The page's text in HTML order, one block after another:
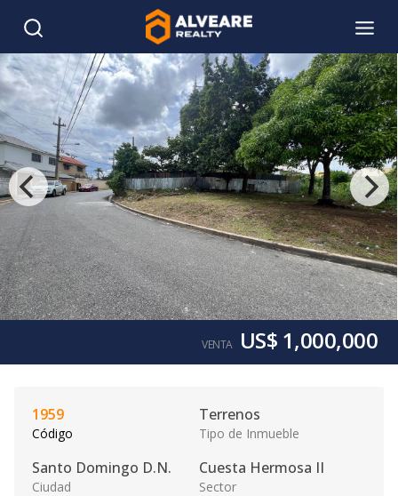
VENTA US$ 1,000,000
1959
Código
Terrenos
Tipo de Inmueble
Santo Domingo D.N.
Ciudad
Cuesta Hermosa II
Sector